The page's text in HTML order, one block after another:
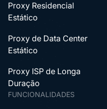
Proxy Residencial
Estático
Proxy de Data Center
Estático
Proxy ISP de Longa
Duração
FUNCIONALIDADES